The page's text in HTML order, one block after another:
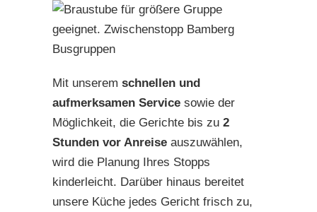
Mit unserem schnellen und
aufmerksamen Service sowie der
Möglichkeit, die Gerichte bis zu 2
Stunden vor Anreise auszuwählen,
wird die Planung Ihres Stopps
kinderleicht. Darüber hinaus bereitet
unsere Küche jedes Gericht frisch zu,